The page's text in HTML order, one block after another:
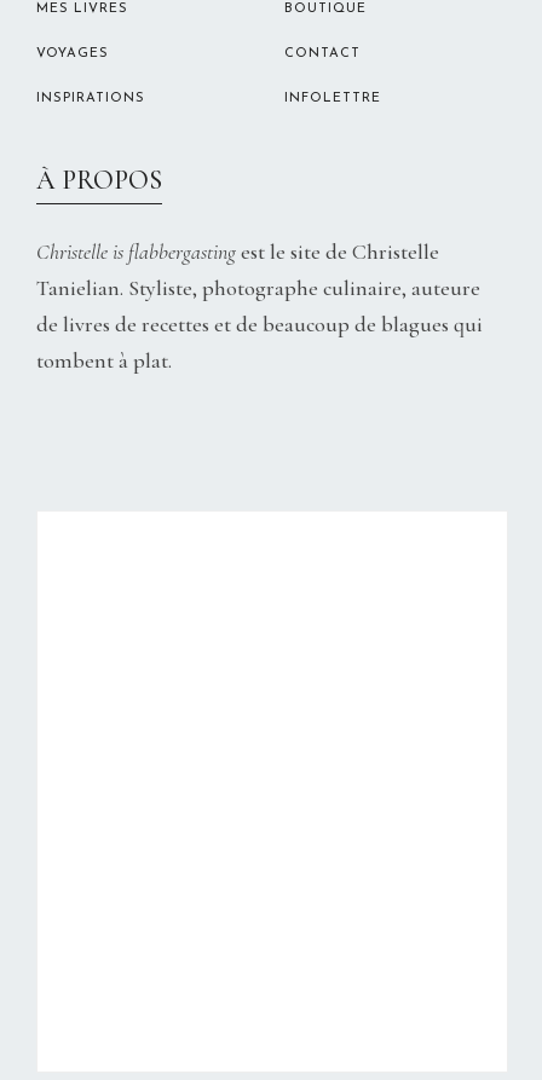
MES LIVRES
VOYAGES
INSPIRATIONS
BOUTIQUE
CONTACT
INFOLETTRE
À PROPOS
Christelle is flabbergastingest le site de Christelle
Tanielian. Styliste, photographe culinaire, auteure
de livres de recettes et de beaucoup de blagues qui
tombent à plat.